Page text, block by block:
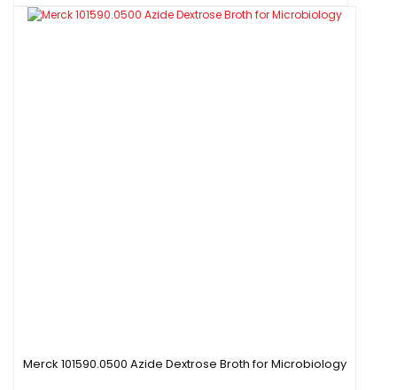
Merck 101590.0500 Azide Dextrose Broth for Microbiology